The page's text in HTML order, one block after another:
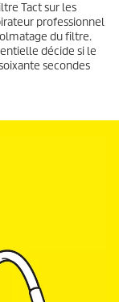
Tact sur les
professionnel
du filtre.
décide si le
secondes